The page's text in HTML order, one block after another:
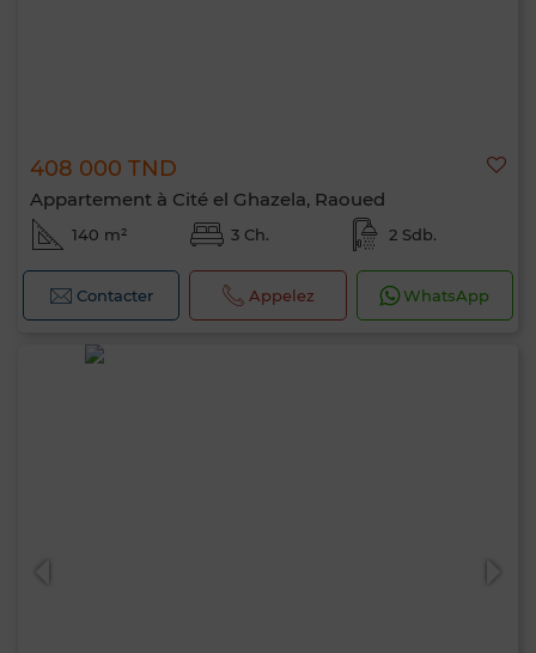
408 000 TND
Appartement à Cité el Ghazela, Raoued
140 m² 3 Ch. 2 Sdb.
Contacter Appelez WhatsApp